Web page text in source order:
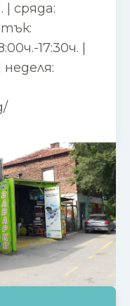
| сряда:
17:30ч. |
неделя: